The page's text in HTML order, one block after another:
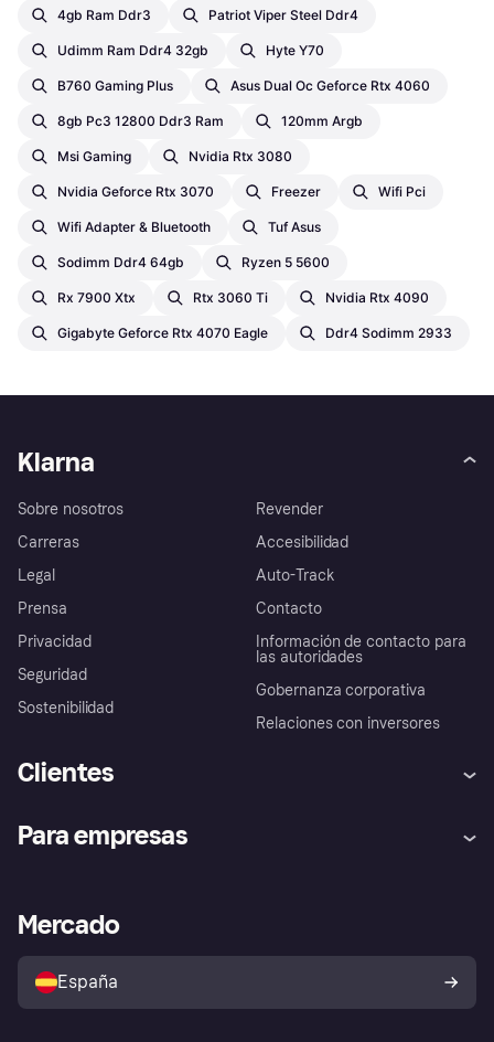
4gb Ram Ddr3 Patriot Viper Steel Ddr4
Udimm Ram Ddr4 32gb Hyte Y70
B760 Gaming Plus Asus Dual Oc Geforce Rtx 4060
8gb Pc3 12800 Ddr3 Ram 120mm Argb
Msi Gaming Nvidia Rtx 3080
Nvidia Geforce Rtx 3070 Freezer Wifi Pci
Wifi Adapter & Bluetooth Tuf Asus
Sodimm Ddr4 64gb Ryzen 5 5600
Rx 7900 Xtx Rtx 3060 Ti Nvidia Rtx 4090
Gigabyte Geforce Rtx 4070 Eagle Ddr4 Sodimm 2933
Klarna
Sobre nosotros
Carreras
Legal
Prensa
Privacidad
Seguridad
Sostenibilidad
Revender
Accesibilidad
Auto-Track
Contacto
Información de contacto para
las autoridades
Gobernanza corporativa
Relaciones con inversores
Clientes
Inicio de sesión
Directorio de tiendas
Política de protección al
comprador de Klarna
Reclamaciones
Para empresas
Acceso empresas
Mercado
España